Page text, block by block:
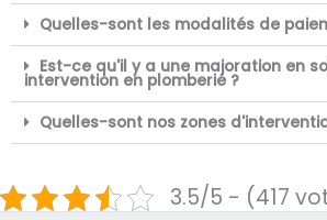
Quelles-sont les modalités de
Est-ce qu'il y a une majoration en
intervention en plomberie ?
Quelles-sont nos zones
3.5/5 - (417